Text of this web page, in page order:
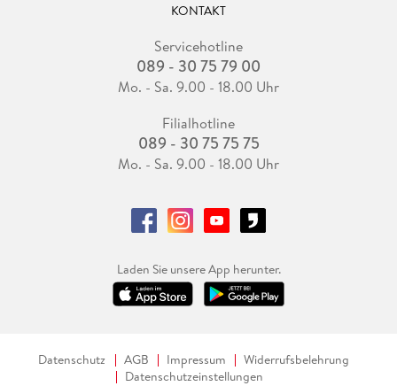
KONTAKT
Servicehotline
089 - 30 75 79 00
Mo. - Sa. 9.00 - 18.00 Uhr
Filialhotline
089 - 30 75 75 75
Mo. - Sa. 9.00 - 18.00 Uhr
Laden Sie unsere App herunter.
Datenschutz AGB Impressum
Widerrufsbelehrung
Datenschutzeinstellungen